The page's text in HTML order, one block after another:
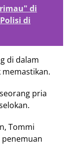
di
di
di dalam
pria
Tommi